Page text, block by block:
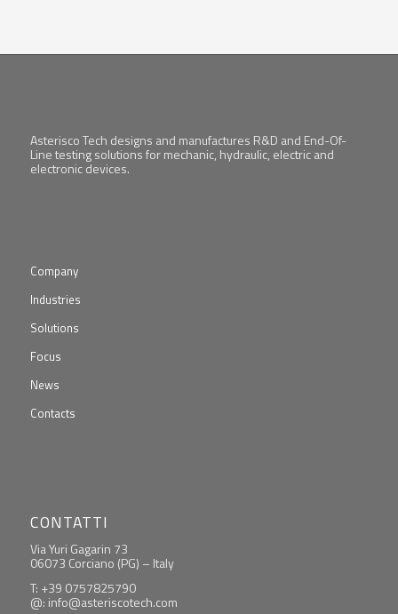
Asterisco Tech designs and manufactures R&D and End-Of-
Line testing solutions for mechanic, hydraulic, electric and
electronic devices.
Company
Industries
Solutions
Focus
News
Contacts
CONTATTI
Via Yuri Gagarin 73
06073 Corciano (PG) – Italy
T: +39 0757825790
@: info@asteriscotech.com